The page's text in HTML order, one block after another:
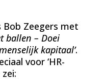
Bob Zeegers met
ballen – Doei
kapitaal’.
voor ‘HR-